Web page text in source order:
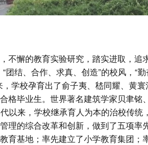
不懈的教育实验研究，踏实进取，追
团结、合作、求真、创造”的校风，“
，学校孕育出了俞子夷、嵇同耀、黄
格毕业生。世界著名建筑学家贝聿
以来，学校继承育人为本的治校传
理的综合改革和创新，做到了五项
育基地；率先建立了小学教育集团